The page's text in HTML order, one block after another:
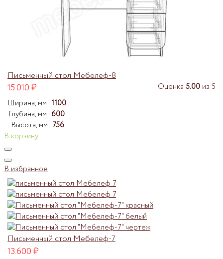
Письменный стол Мебелеф-8
Оценка 5.00 из 5
15.010₽
Ширина, мм: 1100
Глубина, мм: 600
Высота, мм: 756
В корзину
В избранное
Письменный стол Мебелеф-7
13.600₽